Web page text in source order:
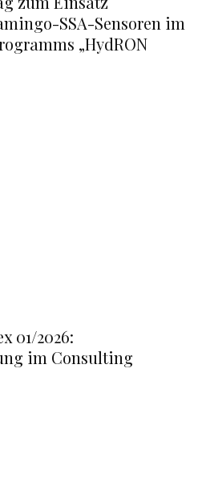
SSA-Sensoren im
„HydRON
01/2026:
im Consulting